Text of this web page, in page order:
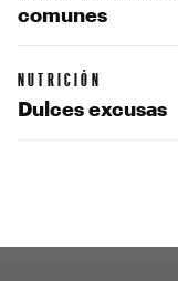
comunes
NUTRICIÓN
Dulces excusas